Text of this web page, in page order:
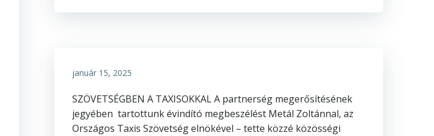
január 15, 2025
SZÖVETSÉGBEN A TAXISOKKAL A partnerség megerősítésének
jegyében tartottunk évindító megbeszélést Metál Zoltánnal, az
Országos Taxis Szövetség elnökével – tette közzé közösségi